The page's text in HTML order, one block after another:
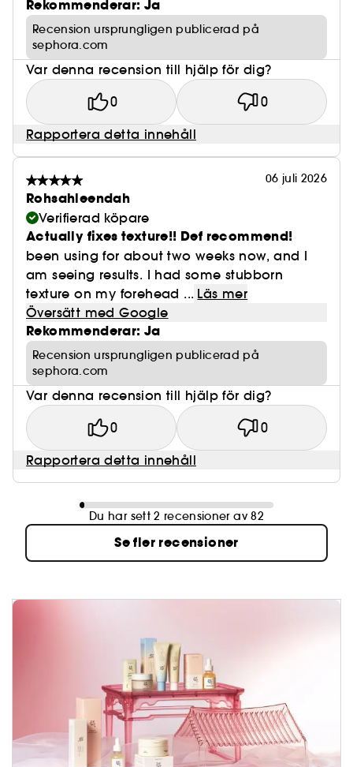
Rekommenderar: Ja
Recension ursprungligen publicerad på
sephora.com
Var denna recension till hjälp för dig?
0 0
Rapportera detta innehåll
06 juli 2026
Rohsahleendah
Verifierad köpare
Actually fixes texture!! Def recommend!
been using for about two weeks now, and I
am seeing results. I had some stubborn
texture on my forehead ... Läs mer
Översätt med Google
Rekommenderar: Ja
Recension ursprungligen publicerad på
sephora.com
Var denna recension till hjälp för dig?
0 0
Rapportera detta innehåll
Du har sett 2 recensioner av 82
Se fler recensioner